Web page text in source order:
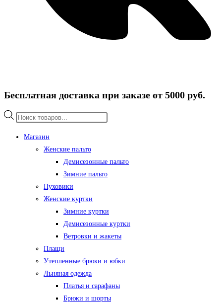
Бесплатная доставка при заказе от 5000 руб.
Поиск
Магазин
Женские пальто
Демисезонные пальто
Зимние пальто
Пуховики
Женские куртки
Зимние куртки
Демисезонные куртки
Ветровки и жакеты
Плащи
Утепленные брюки и юбки
Льняная одежда
Платья и сарафаны
Брюки и шорты